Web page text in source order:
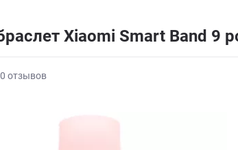
Xiaomi Smart Band 9
0 отзывов